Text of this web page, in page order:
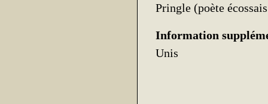
Pringle (poète
Information
Unis